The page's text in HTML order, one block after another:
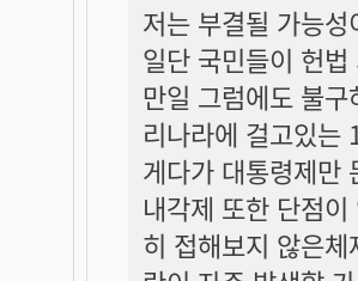
저는 부결될 가능
일단 국민들이 헌
만일 그럼에도 불
리나라에 걸고있는
게다가 대통령제만
내각제 또한 단점
히 접해보지 않은